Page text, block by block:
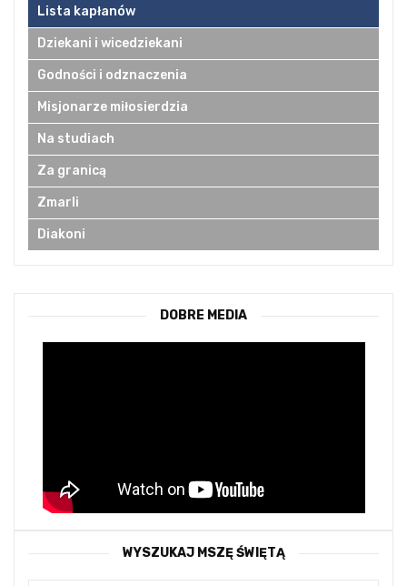
Lista kapłanów
Dziekani i wicedziekani
Godności i odznaczenia
Misjonarze miłosierdzia
Na studiach
Za granicą
Zmarli
Diakoni
DOBRE MEDIA
WYSZUKAJ MSZĘ ŚWIĘTĄ